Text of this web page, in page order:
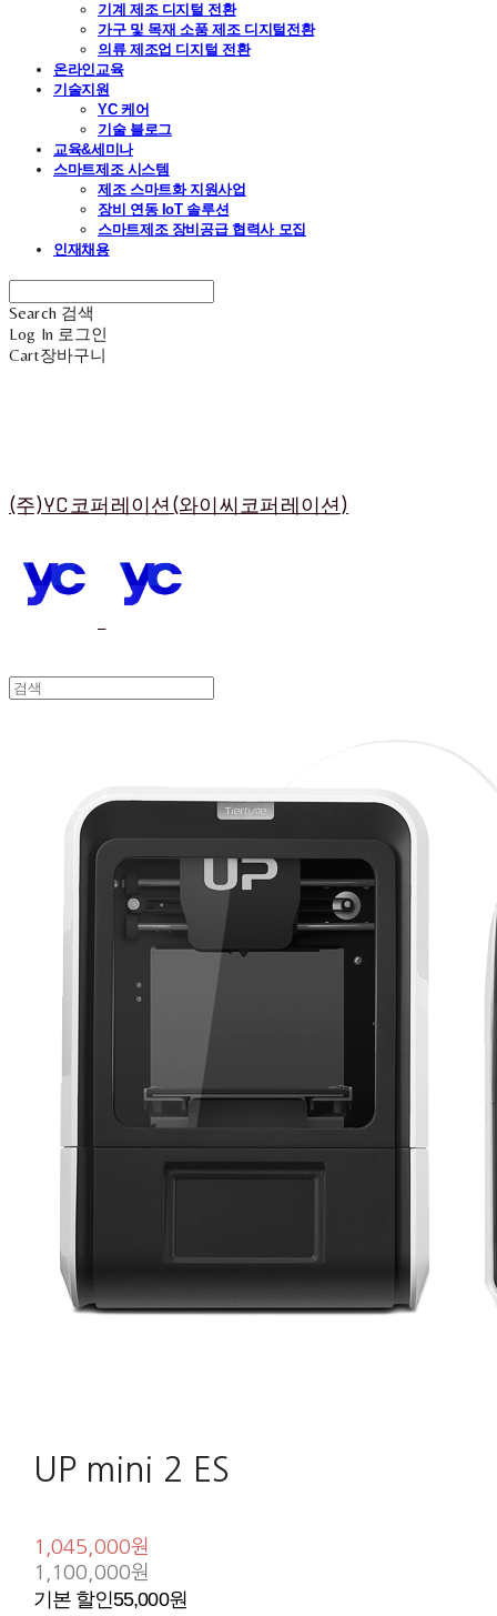
기계 제조 디지털 전환
가구 및 목재 소품 제조 디지털전환
의류 제조업 디지털 전환
온라인교육
기술지원
YC 케어
기술 블로그
교육&세미나
스마트제조 시스템
제조 스마트화 지원사업
장비 연동 IoT 솔루션
스마트제조 장비공급 협력사 모집
인재채용
Search 검색
Log In 로그인
Cart장바구니
(주)YC코퍼레이션(와이씨코퍼레이션)
UP mini 2 ES
1,045,000원
1,100,000원
기본 할인55,000원